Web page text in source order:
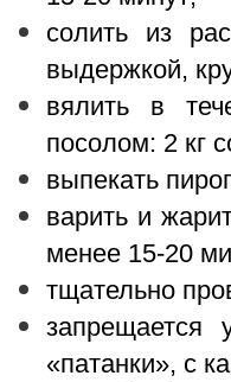
солить из
выдержкой,
вялить в
посолом: 2 кг
выпекать
варить и
менее 15-20
тщательно
запрещается
«патанки», с